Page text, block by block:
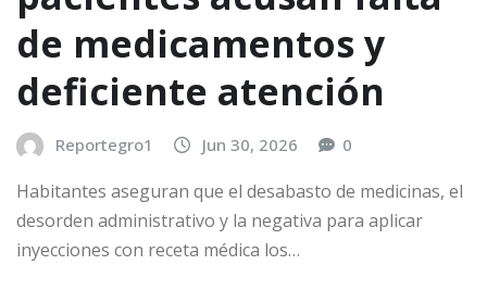
de medicamentos y
deficiente atención
Reportegro1 Jun 30, 2026 0
Habitantes aseguran que el desabasto de medicinas, el
desorden administrativo y la negativa para aplicar
inyecciones con receta médica los…